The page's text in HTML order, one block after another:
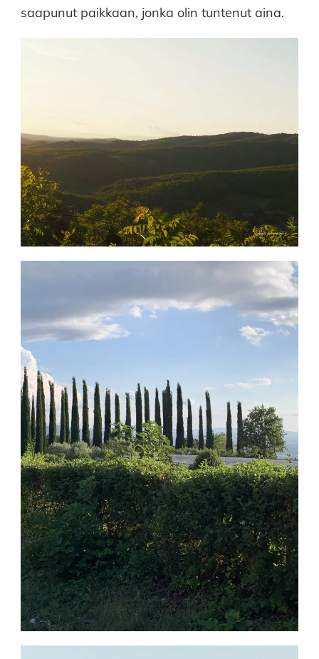
saapunut paikkaan, jonka olin tuntenut aina.